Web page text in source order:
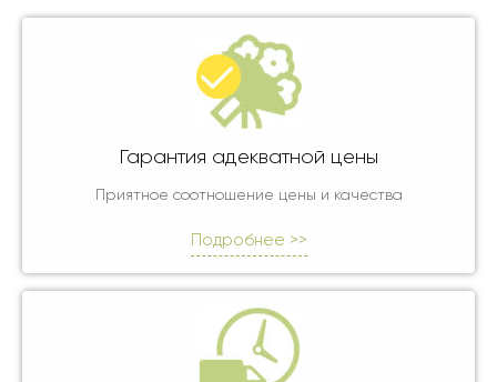
Гарантия адекватной цены
Приятное соотношение цены и качества
Подробнее >>